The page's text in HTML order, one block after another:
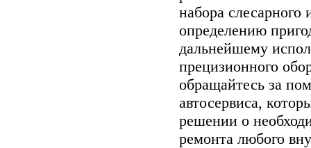
набора слесарного
определению
дальнейшему
прецизионного
обращайтесь за
автосервиса,
решении о
ремонта любого